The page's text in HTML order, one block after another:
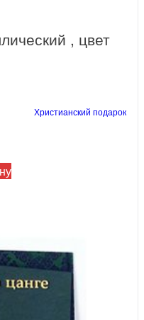
, цвет
Христианский подарок